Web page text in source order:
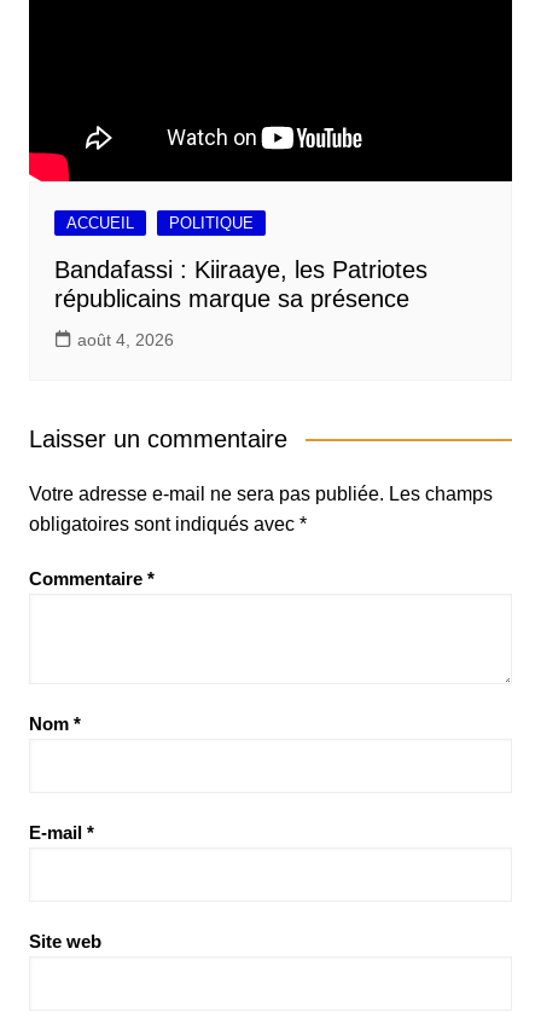
ACCUEIL POLITIQUE
Bandafassi : Kiiraaye, les Patriotes
républicains marque sa présence
août 4, 2026
Laisser un commentaire
Votre adresse e-mail ne sera pas publiée. Les champs
obligatoires sont indiqués avec *
Commentaire *
Nom *
E-mail *
Site web